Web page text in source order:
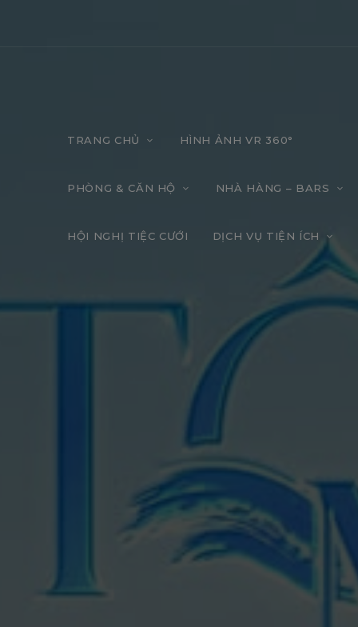
TRANG CHỦ HÌNH ẢNH VR 360°
PHÒNG & CĂN HỘ NHÀ HÀNG – BARS
HỘI NGHỊ TIỆC CƯỚI DỊCH VỤ TIỆN ÍCH